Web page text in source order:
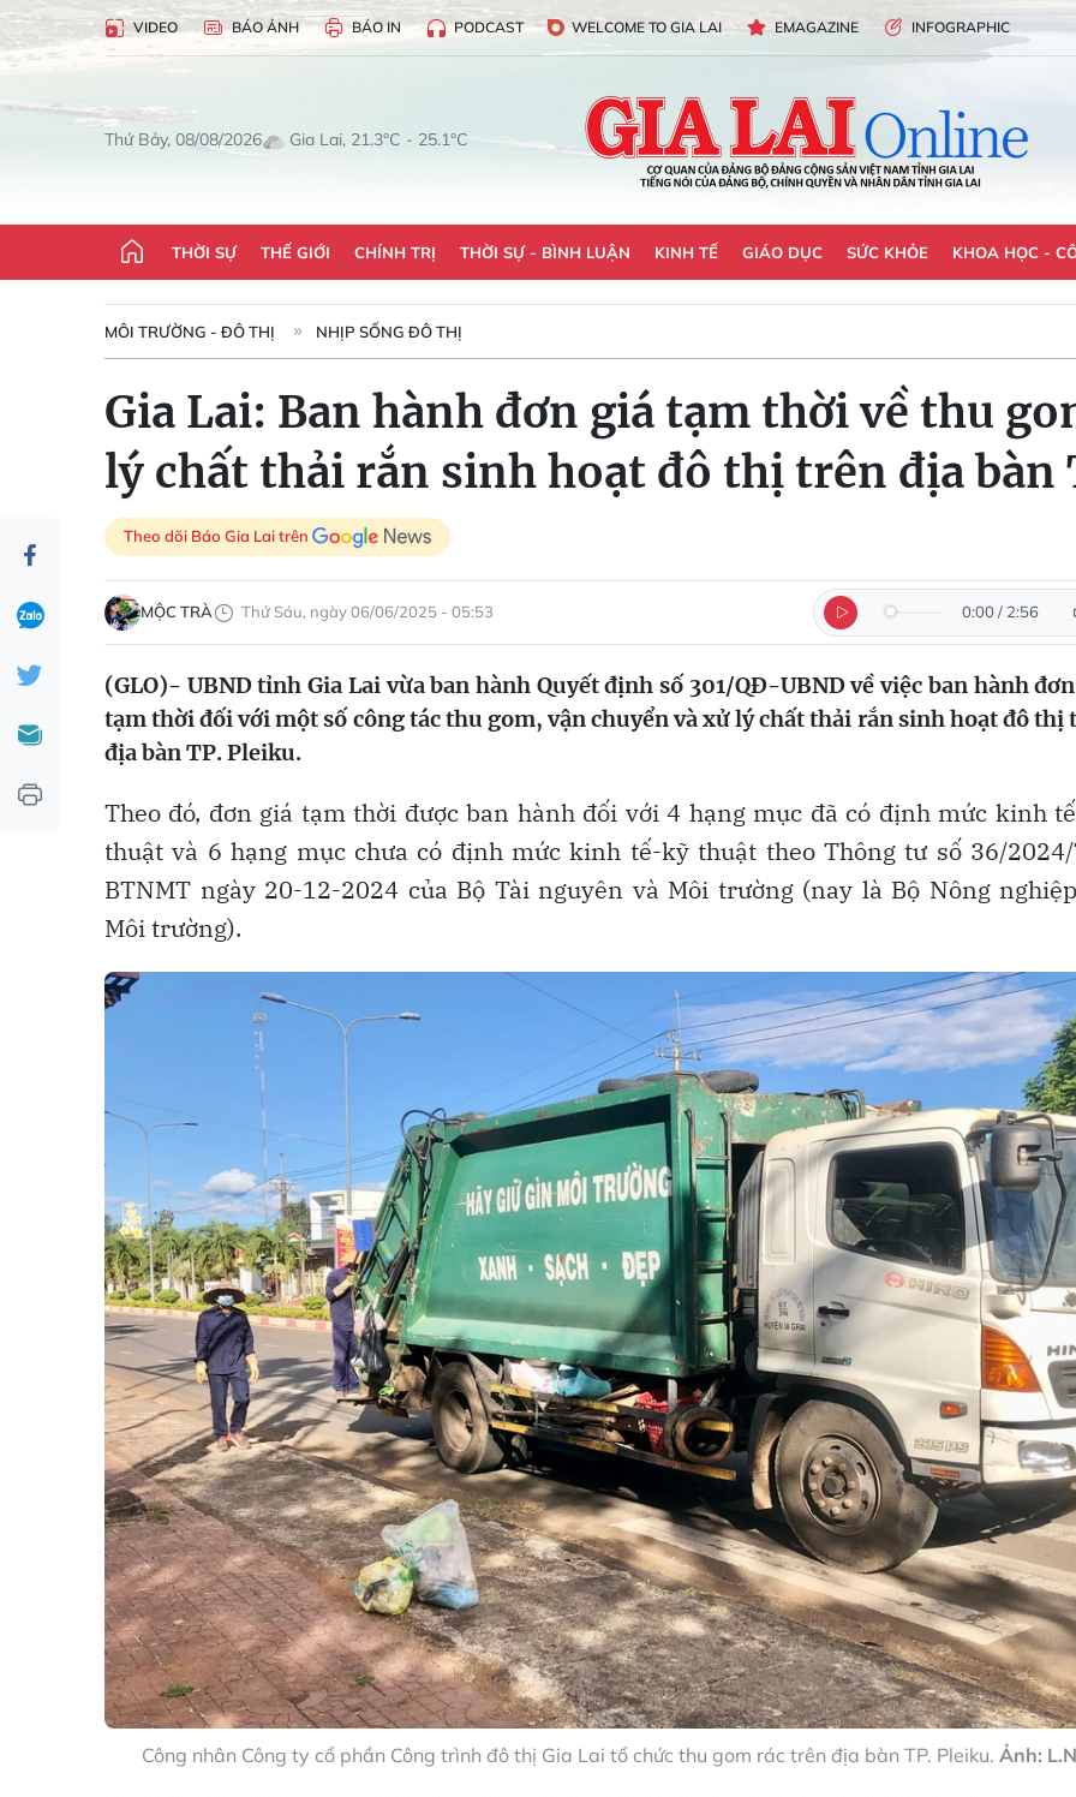
VIDEO BÁO ẢNH BÁO IN PODCAST WELCOME TO GIA LAI EMAGAZINE INFOGRAPHIC
Thứ Bảy, 08/08/2026 Gia Lai, 21.3°C - 25.1°C
THỜI SỰ THẾ GIỚI CHÍNH TRỊ THỜI SỰ - BÌNH LUẬN KINH TẾ GIÁO DỤC SỨC KHỎE KHOA HỌC -
MÔI TRƯỜNG - ĐÔ THỊ NHỊP SỐNG ĐÔ THỊ
Gia Lai: Ban hành đơn giá tạm thời về thu
lý chất thải rắn sinh hoạt đô thị trên địa bàn
Theo dõi Báo Gia Lai trên
MỘC TRÀ Thứ Sáu, ngày 06/06/2025 - 05:53 0:00 / 2:56
(GLO)- UBND tỉnh Gia Lai vừa ban hành Quyết định số 301/QĐ-UBND về việc ban hành
tạm thời đối với một số công tác thu gom, vận chuyển và xử lý chất thải rắn sinh hoạt đô thị
địa bàn TP. Pleiku.
Theo đó, đơn giá tạm thời được ban hành đối với 4 hạng mục đã có định mức kinh
thuật và 6 hạng mục chưa có định mức kinh tế-kỹ thuật theo Thông tư số 36/
BTNMT ngày 20-12-2024 của Bộ Tài nguyên và Môi trường (nay là Bộ Nông
Môi trường).
Công nhân Công ty cổ phần Công trình đô thị Gia Lai tổ chức thu gom rác trên địa bàn TP. Pleiku. Ảnh: L.N